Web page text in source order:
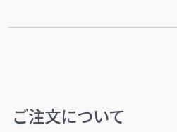
ご注文について